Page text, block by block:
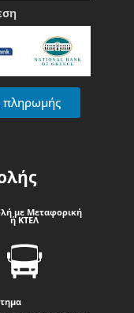
πληρωμής
με Μεταφορική
ή ΚΤΕΛ